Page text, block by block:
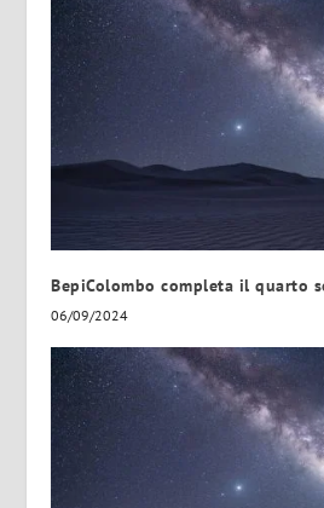
BepiColombo completa il quarto
06/09/2024